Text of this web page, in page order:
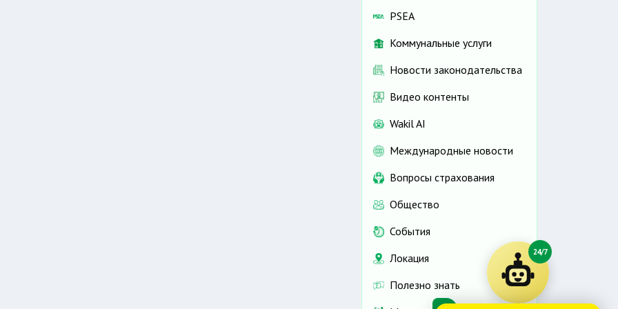
PSEA
Коммунальные услуги
Новости законодательства
Видео контенты
Wakil AI
Международные новости
Вопросы страхования
Общество
События
Локация
Полезно знать
24/7